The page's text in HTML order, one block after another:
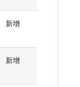
新增
新增